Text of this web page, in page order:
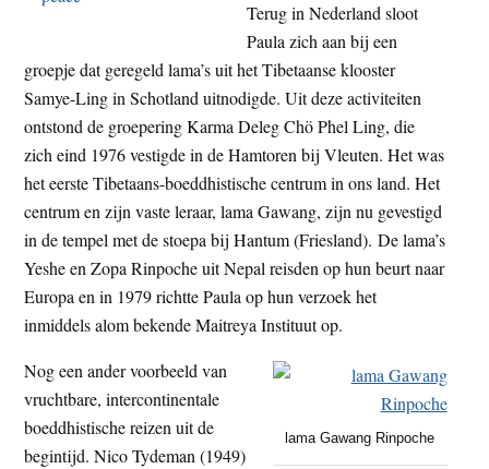
Terug in Nederland sloot
Paula zich aan bij een
groepje dat geregeld lama’s uit het Tibetaanse klooster
Samye-Ling in Schotland uitnodigde. Uit deze activiteiten
ontstond de groepering Karma Deleg Chö Phel Ling, die
zich eind 1976 vestigde in de Hamtoren bij Vleuten. Het was
het eerste Tibetaans-boeddhistische centrum in ons land. Het
centrum en zijn vaste leraar, lama Gawang, zijn nu gevestigd
in de tempel met de stoepa bij Hantum (Friesland). De lama’s
Yeshe en Zopa Rinpoche uit Nepal reisden op hun beurt naar
Europa en in 1979 richtte Paula op hun verzoek het
inmiddels alom bekende Maitreya Instituut op.
lama Gawang Rinpoche
Nog een ander voorbeeld van
vruchtbare, intercontinentale
boeddhistische reizen uit de
begintijd. Nico Tydeman (1949)